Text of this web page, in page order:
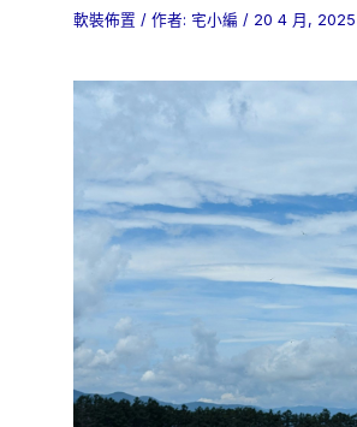
軟裝佈置 / 作者: 宅小編 / 20 4 月, 2025